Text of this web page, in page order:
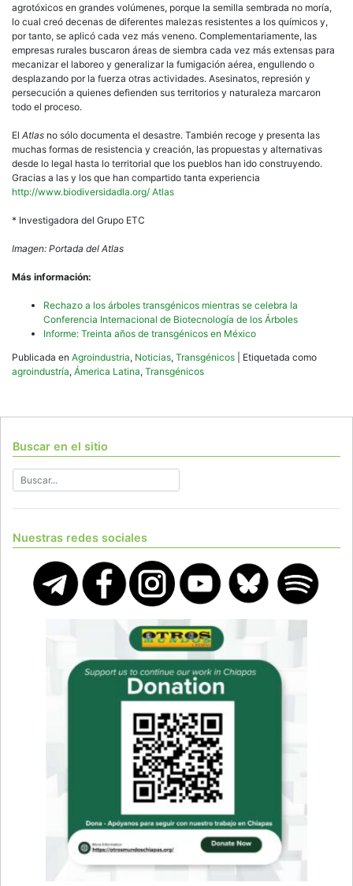
agrotóxicos en grandes volúmenes, porque la semilla sembrada no moría,
lo cual creó decenas de diferentes malezas resistentes a los químicos y,
por tanto, se aplicó cada vez más veneno. Complementariamente, las
empresas rurales buscaron áreas de siembra cada vez más extensas para
mecanizar el laboreo y generalizar la fumigación aérea, engullendo o
desplazando por la fuerza otras actividades. Asesinatos, represión y
persecución a quienes defienden sus territorios y naturaleza marcaron
todo el proceso.
El Atlas no sólo documenta el desastre. También recoge y presenta las
muchas formas de resistencia y creación, las propuestas y alternativas
desde lo legal hasta lo territorial que los pueblos han ido construyendo.
Gracias a las y los que han compartido tanta experiencia
http://www.biodiversidadla.org/ Atlas
* Investigadora del Grupo ETC
Imagen: Portada del Atlas
Más información:
Rechazo a los árboles transgénicos mientras se celebra la
Conferencia Internacional de Biotecnología de los Árboles
Informe: Treinta años de transgénicos en México
Publicada en Agroindustria, Noticias, Transgénicos
Etiquetada como
agroindustría, Ámerica Latina, Transgénicos
Buscar en el sitio
Nuestras redes sociales